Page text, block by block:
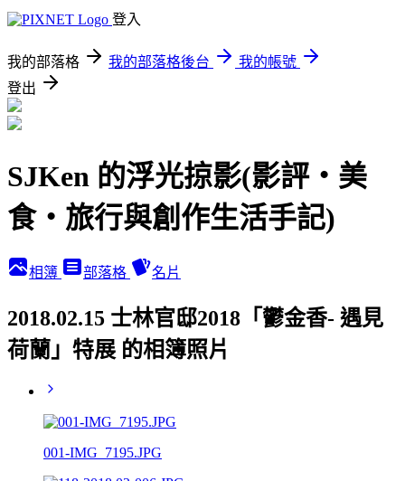
登入
我的部落格 我的部落格後台
我的帳號
登出
SJKen 的浮光掠影(影評‧美
食‧旅行與創作生活手記)
相簿 部落格 名片
2018.02.15 士林官邸2018「鬱金香- 遇見
荷蘭」特展 的相簿照片
001-IMG_7195.JPG